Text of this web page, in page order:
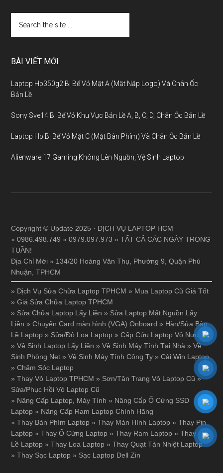
BÀI VIẾT MỚI
Laptop Hp350g2 Bị Bể Vỏ Mặt A (Mặt Nắp Logo) Và Chân Ốc
Bản Lề
Sony Sve14 Bị Bể Vỏ Khu Vực Bản Lề A, B, C, D, Chân Ốc Bản Lề
Laptop Hp Bị Bể Vỏ Mặt C (Mặt Bàn Phím) Và Chân Ốc Bản Lề
Alienware 17 Gaming Không Lên Nguồn, Vệ Sinh Laptop
Copyright © Update 2025 · DỊCH VỤ LAPTOP HCM
» 0986.498.749 » 0979.097.973 » TẤT CẢ CÁC NGÀY TRONG
TUẦN!
Địa Chỉ Mới » 134/20 Hoàng Văn Thụ, Phường 9, Quận Phú
Nhuận, TPHCM
» Dịch Vụ Sửa Chữa Laptop TPHCM » Mua Laptop Cũ Giá Tốt
»Giá Sửa Chữa Laptop TPHCM
» Sửa Chữa Laptop Lấy Liền » Sửa Laptop Mất Nguồn Lấy
Liền »Chuyển Card màn hình (VGA) Onboard » Hàn/Sửa Bản
Lề Laptop » Sửa/Độ Loa Laptop »Cấp Cứu Laptop Vô Nước
»Vệ Sinh Laptop Lấy Liền »Vệ Sinh Máy Tính Tại Nhà »Vệ
Sinh Phòng Net »Vệ Sinh Máy Tính Công Ty »Cài Win Laptop
»Chăm Sóc Laptop
»Thay Vỏ Laptop TPHCM » Sơn/Tân Trang Vỏ Laptop Cũ »
Sửa/Phục Hồi Vỏ Laptop Cũ
» Nâng Cấp Laptop, Máy Tính » Nâng Cấp Ổ Cứng SSD
Laptop » Nâng Cấp Ram Laptop Chính Hãng
»Thay Bàn Phím Laptop »Thay Màn Hình Laptop »Thay Pin
Laptop »Thay Ổ Cứng Laptop »Thay Ram Laptop »Thay Bản
Lề Laptop »Thay Loa Laptop »Thay Quạt Tản Nhiệt Laptop
»Thay Sạc Laptop » Sạc Laptop Dell Zin